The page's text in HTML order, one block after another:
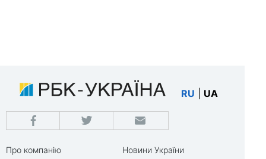
RU UA
Про компанію
Новини України